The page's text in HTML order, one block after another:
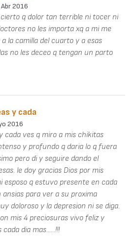
2016
cierto q dolor tan terrible ni tocer ni
no les importa xq a mi me
la camilla del cuarto y a esas
no les deceo q tengan un parto
y cada
2016
cada ves q miro a mis chikitas
y profundo q daria lo q fuera
pero di y seguire dando el
le doy gracias Dios por mis
esposo q estuvo presente en cada
para ver a su proxima
doloroso y la depresion ni se diga.
mis 4 preciosuras vivo feliz y
dia mas......!!!